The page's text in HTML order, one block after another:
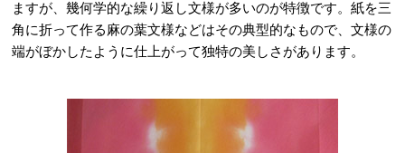
ますが、幾何学的な繰り返し文様が多いのが特徴です。紙を三
角に折って作る麻の葉文様などはその典型的なもので、文様の
端がぼかしたように仕上がって独特の美しさがあります。